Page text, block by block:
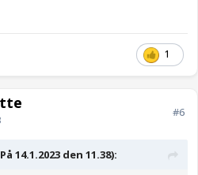
1
#6
14.1.2023 den 11.38):